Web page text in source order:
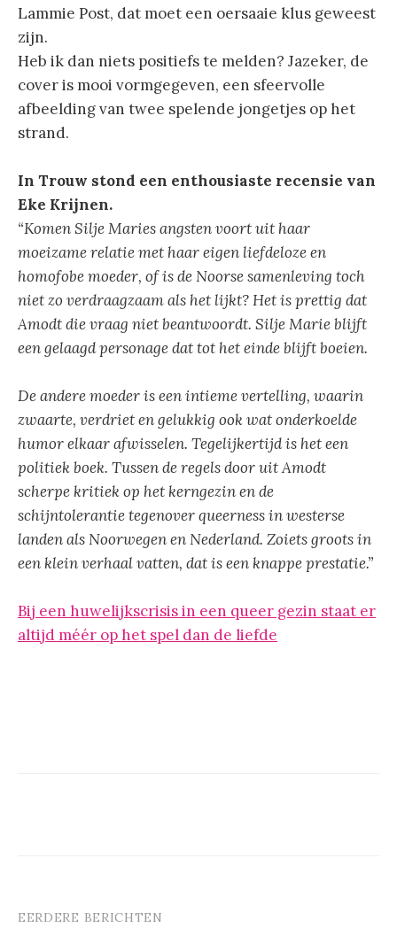
Lammie Post, dat moet een oersaaie klus geweest
zijn.
Heb ik dan niets positiefs te melden? Jazeker, de
cover is mooi vormgegeven, een sfeervolle
afbeelding van twee spelende jongetjes op het
strand.
In Trouw stond een enthousiaste recensie van
Eke Krijnen.
“Komen Silje Maries angsten voort uit haar
moeizame relatie met haar eigen liefdeloze en
homofobe moeder, of is de Noorse samenleving toch
niet zo verdraagzaam als het lijkt? Het is prettig dat
Amodt die vraag niet beantwoordt. Silje Marie blijft
een gelaagd personage dat tot het einde blijft boeien.
De andere moederis een intieme vertelling, waarin
zwaarte, verdriet en gelukkig ook wat onderkoelde
humor elkaar afwisselen. Tegelijkertijd is het een
politiek boek. Tussen de regels door uit Amodt
scherpe kritiek op het kerngezin en de
schijntolerantie tegenover queerness in westerse
landen als Noorwegen en Nederland. Zoiets groots in
een klein verhaal vatten, dat­ is een knappe prestatie.”
Bij een huwelijkscrisis in een queer gezin staat er
altijd méér op het spel dan de liefde
EERDERE BERICHTEN